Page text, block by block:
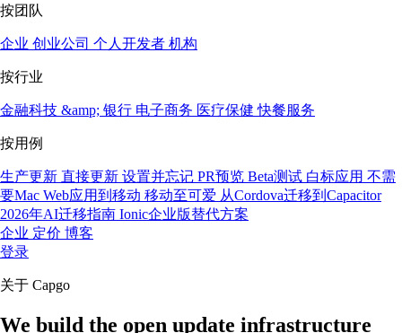
按团队
企业 创业公司 个人开发者 机构
按行业
金融科技 &amp; 银行 电子商务 医疗保健快餐服务
按用例
生产更新 直接更新 设置并忘记 PR预览 Beta测试 白标应用 不需
要Mac Web应用到移动 移动至可爱 从Cordova迁移到Capacitor
2026年AI迁移指南 Ionic企业版替代方案
企业 定价 博客
登录
关于 Capgo
We build the open update infrastructure